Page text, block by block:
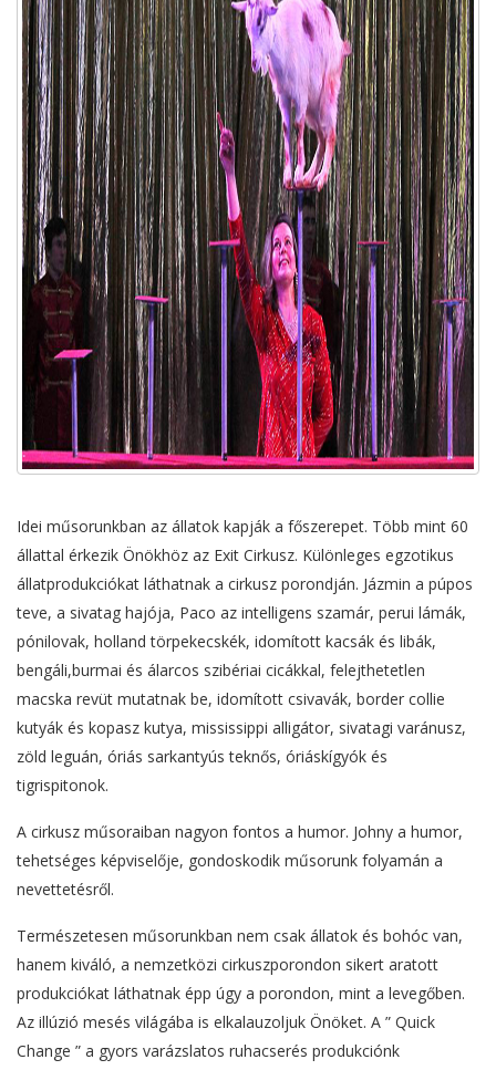
Idei műsorunkban az állatok kapják a főszerepet. Több mint 60
állattal érkezik Önökhöz az Exit Cirkusz. Különleges egzotikus
állatprodukciókat láthatnak a cirkusz porondján. Jázmin a púpos
teve, a sivatag hajója, Paco az intelligens szamár, perui lámák,
pónilovak, holland törpekecskék, idomított kacsák és libák,
bengáli,burmai és álarcos szibériai cicákkal, felejthetetlen
macska revüt mutatnak be, idomított csivavák, border collie
kutyák és kopasz kutya, mississippi alligátor, sivatagi varánusz,
zöld leguán, óriás sarkantyús teknős, óriáskígyók és
tigrispitonok.
A cirkusz műsoraiban nagyon fontos a humor. Johny a humor,
tehetséges képviselője, gondoskodik műsorunk folyamán a
nevettetésről.
Természetesen műsorunkban nem csak állatok és bohóc van,
hanem kiváló, a nemzetközi cirkuszporondon sikert aratott
produkciókat láthatnak épp úgy a porondon, mint a levegőben.
Az illúzió mesés világába is elkalauzoljuk Önöket. A ” Quick
Change ” a gyors varázslatos ruhacserés produkciónk